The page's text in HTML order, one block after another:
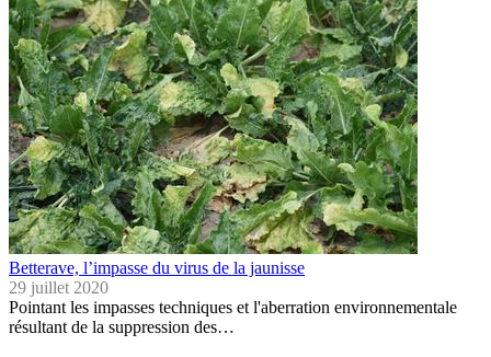
Betterave, l’impasse du virus de la jaunisse
29 juillet 2020
Pointant les impasses techniques et l'aberration environnementale
résultant de la suppression des…